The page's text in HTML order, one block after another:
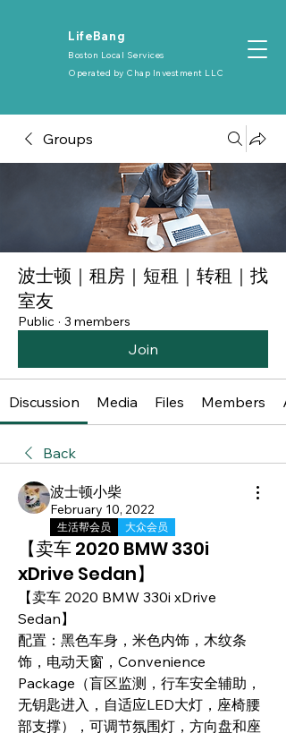
​LifeBang
Boston Local Services
Operated by Chap Investment LLC
Groups
波士顿｜租房｜短租｜转租｜找
室友
Public · 3 members
Join
Discussion Media Files Members
Back
波士顿小柴
February 10, 2022
生活帮会员 大众会员
【卖车 2020 BMW 330i
xDrive Sedan】
【卖车 2020 BMW 330i xDrive
Sedan】
配置：黑色车身，米色内饰，木纹条
饰，电动天窗，Convenience
Package（盲区监测，行车安全辅助，
无钥匙进入，自适应LED大灯，座椅腰
部支撑），可调节氛围灯，方向盘和座